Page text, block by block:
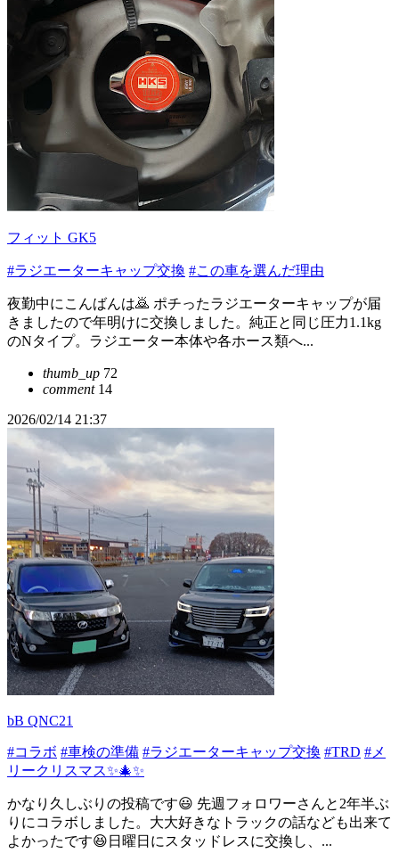
フィット GK5
#ラジエーターキャップ交換 #この車を選んだ理由
夜勤中にこんばんは🙇 ポチったラジエーターキャップが届
きましたので年明けに交換しました。純正と同じ圧力1.1kg
のNタイプ。ラジエーター本体や各ホース類へ...
thumb_up 72
comment14
2026/02/14 21:37
bB QNC21
#コラボ #車検の準備 #ラジエーターキャップ交換 #TRD #メ
リークリスマス✨🎄✨
かなり久しぶりの投稿です😃 先週フォロワーさんと2年半ぶ
りにコラボしました。大大好きなトラックの話なども出来て
よかったです😆日曜日にスタッドレスに交換し、...